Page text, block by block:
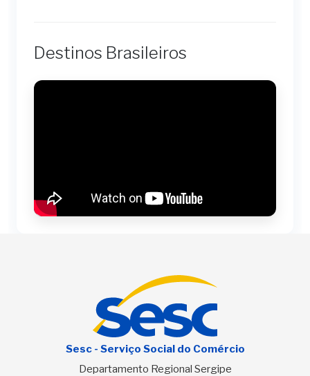
Destinos Brasileiros
Sesc - Serviço Social do Comércio
Departamento Regional Sergipe